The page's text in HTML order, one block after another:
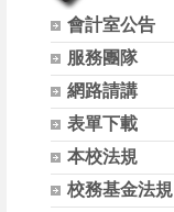
會計室公告
服務團隊
網路請講
表單下載
本校法規
校務基金法規